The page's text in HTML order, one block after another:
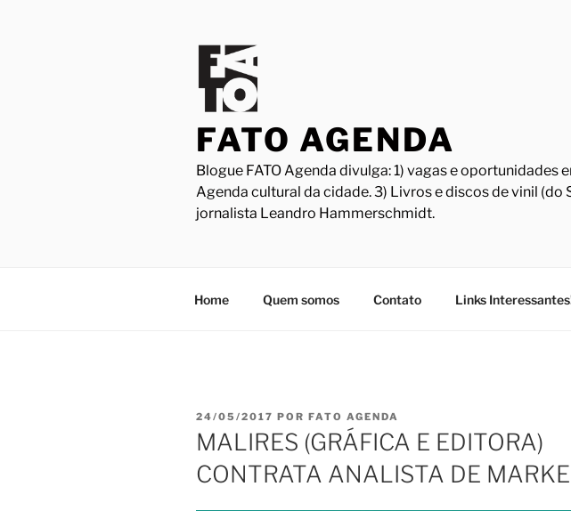
FATO AGENDA
Blogue FATO Agenda divulga: 1) vagas e
Agenda cultural da cidade. 3) Livros e discos de vinil (do
jornalista Leandro Hammerschmidt.
Home Quem somos Contato Links
PUBLICADO
EM
24/05/2017 POR FATO AGENDA
MALIRES (GRÁFICA E EDITORA)
CONTRATA ANALISTA DE